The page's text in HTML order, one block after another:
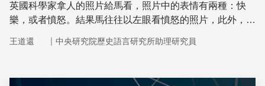
英國科學家拿人的照片給馬看，照片中的表情有兩種：快
樂，或者憤怒。結果馬往往以左眼看憤怒的照片，此外，憤
王道還 ｜ 中央研究院歷史語言研究所助理研究員